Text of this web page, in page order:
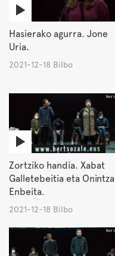
Hasierako agurra. Jone
Uria.
2021-12-18 Bilbo
Zortziko handia. Xabat
Galletebeitia eta Onintza
Enbeita.
2021-12-18 Bilbo